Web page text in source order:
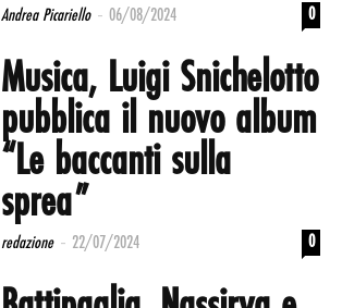
Andrea Picariello - 06/08/2024 0
Musica, Luigi Snichelotto
pubblica il nuovo album
“Le baccanti sulla
sprea”
redazione - 22/07/2024 0